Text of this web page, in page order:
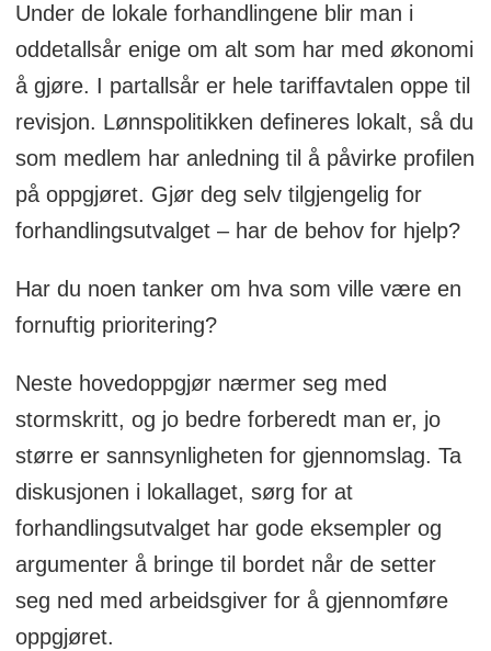
Under de lokale forhandlingene blir man i
oddetallsår enige om alt som har med økonomi
å gjøre. I partallsår er hele tariffavtalen oppe til
revisjon. Lønnspolitikken defineres lokalt, så du
som medlem har anledning til å påvirke profilen
på oppgjøret. Gjør deg selv tilgjengelig for
forhandlingsutvalget – har de behov for hjelp?
Har du noen tanker om hva som ville være en
fornuftig prioritering?
Neste hovedoppgjør nærmer seg med
stormskritt, og jo bedre forberedt man er, jo
større er sannsynligheten for gjennomslag. Ta
diskusjonen i lokallaget, sørg for at
forhandlingsutvalget har gode eksempler og
argumenter å bringe til bordet når de setter
seg ned med arbeidsgiver for å gjennomføre
oppgjøret.